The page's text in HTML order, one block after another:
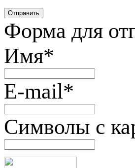
Форма для
Имя*
E-mail*
Символы с